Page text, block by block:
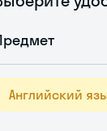
Английский